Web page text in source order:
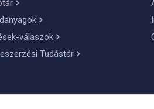
válaszok
Tudástár